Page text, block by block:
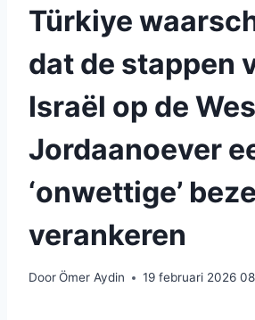
Türkiye
dat de stappen
Israël op de
Jordaanoever
‘onwettige’
verankeren
DoorÖmer Aydin 19 februari 2026